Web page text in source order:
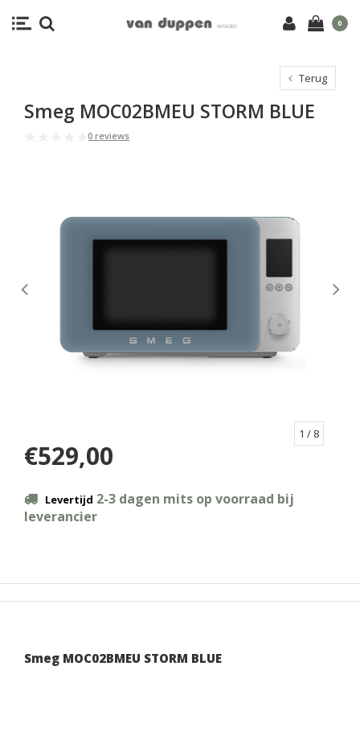
0
Terug
Smeg MOC02BMEU STORM BLUE
0 reviews
1 / 8
€529,00
Levertijd 2-3 dagen mits op voorraad bij
leverancier
Smeg MOC02BMEU STORM BLUE